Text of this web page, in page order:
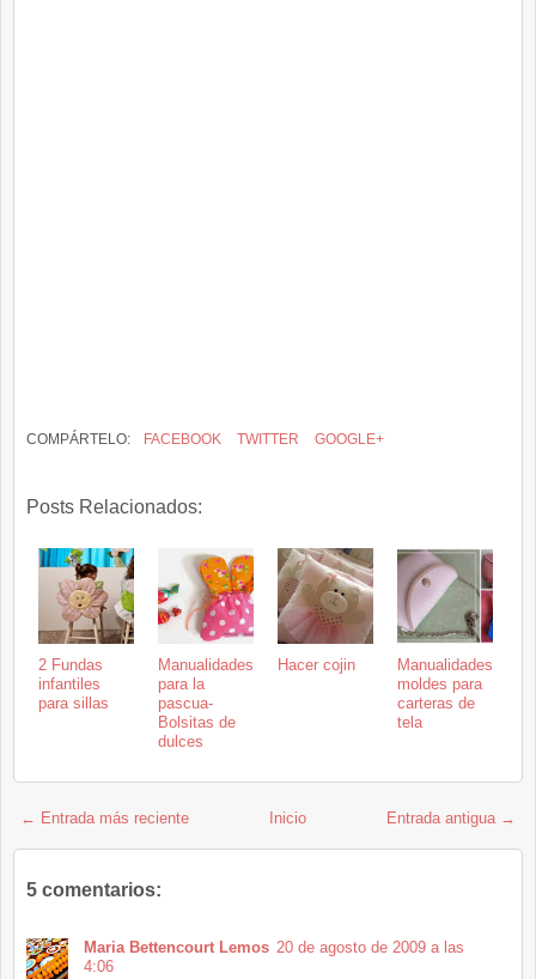
COMPÁRTELO: FACEBOOK TWITTER GOOGLE+
Posts Relacionados:
2 Fundas
infantiles
para sillas
Manualidades
para la
pascua-
Bolsitas de
dulces
Hacer cojin
Manualidades
moldes para
carteras de
tela
← Entrada más reciente Entrada antigua →
Inicio
5 comentarios:
Maria Bettencourt Lemos 20 de agosto de 2009 a las
4:06